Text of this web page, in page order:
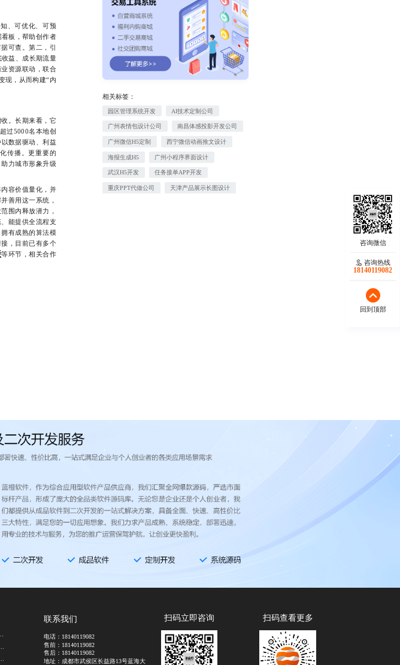
、可优化、可预
板，帮助创作者
可查。第二，引
收益、成长期流量
资源联动，联合
现，从而构建“内
。长期来看，它
过5000名本地创
数据驱动、利益
传播。更重要的
力城市形象升级
容价值量化，并
善用这一系统，
围内释放潜力，
能提供全流程支
有成熟的算法模
，目前已有多个
等环节，相关合作
相关标签：
园区管理系统开发 AI技术定制公司
广州表情包设计公司 南昌体感投影开发公司
广州微信H5定制 西宁微信动画推文设计
海报生成H5 广州小程序界面设计
武汉H5开发 任务接单APP开发
重庆PPT代做公司 天津产品展示长图设计
咨询热线
18140119082
回到顶部
造
开发
能应用开发
联系我们
电话： 18140119082
售前： 18140119082
售后： 18140119082
地址：成都市武侯区长益路13号蓝海大
扫码立即咨询 扫码查看更多